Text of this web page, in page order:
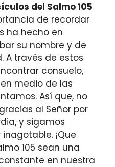
del Salmo 105
de recordar
ha hecho en
su nombre y de
A través de estos
consuelo,
medio de las
Así que, no
al Señor por
y sigamos
¡Que
105 sean una
en nuestra